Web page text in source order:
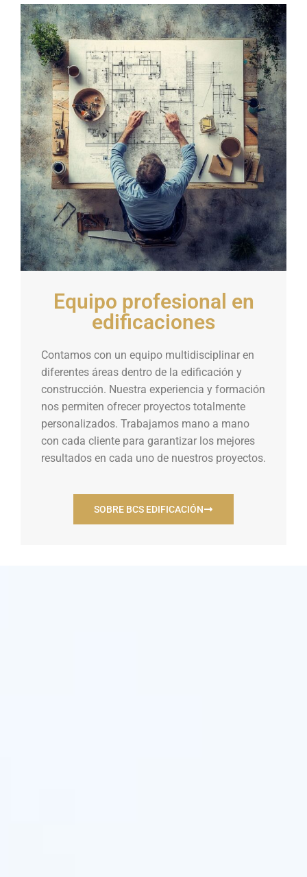
Equipo profesional en
edificaciones
Contamos con un equipo multidisciplinar en
diferentes áreas dentro de la edificación y
construcción. Nuestra experiencia y formación
nos permiten ofrecer proyectos totalmente
personalizados. Trabajamos mano a mano
con cada cliente para garantizar los mejores
resultados en cada uno de nuestros proyectos.
SOBRE BCS EDIFICACIÓN